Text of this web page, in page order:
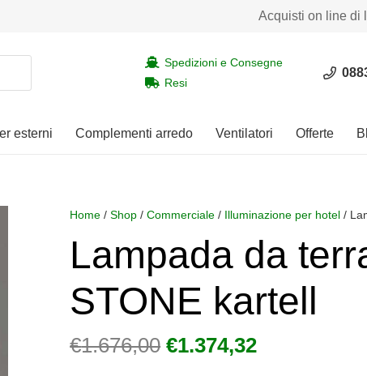
Acquisti on line di
Spedizioni e Consegne
Resi
esterni Complementi arredo Ventilatori Offerte
Home /Shop /Commerciale / Illuminazione per hotel /
Lampada da
STONE kartell
€1.676,00 Il
€1.374,32Il